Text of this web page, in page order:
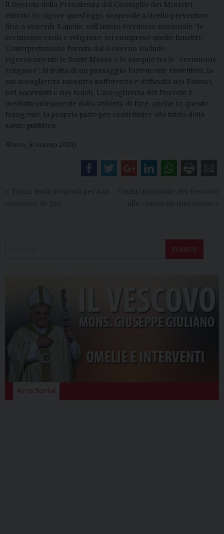
Il Decreto della Presidenza del Consiglio dei Ministri,
entrato in vigore quest’oggi, sospende a livello preventivo,
fino a venerdì 3 aprile, sull’intero territorio nazionale “le
cerimonie civili e religiose, ivi comprese quelle funebri”.
L’interpretazione fornita dal Governo include
rigorosamente le Sante Messe e le esequie tra le “cerimonie
religiose”. Si tratta di un passaggio fortemente restrittivo, la
cui accoglienza incontra sofferenze e difficoltà nei Pastori,
nei sacerdoti e nei fedeli. L’accoglienza del Decreto è
mediata unicamente dalla volontà di fare, anche in questo
frangente, la propria parte per contribuire alla tutela della
salute pubblica.
Roma, 8 marzo 2020
SEARCH
Area Social